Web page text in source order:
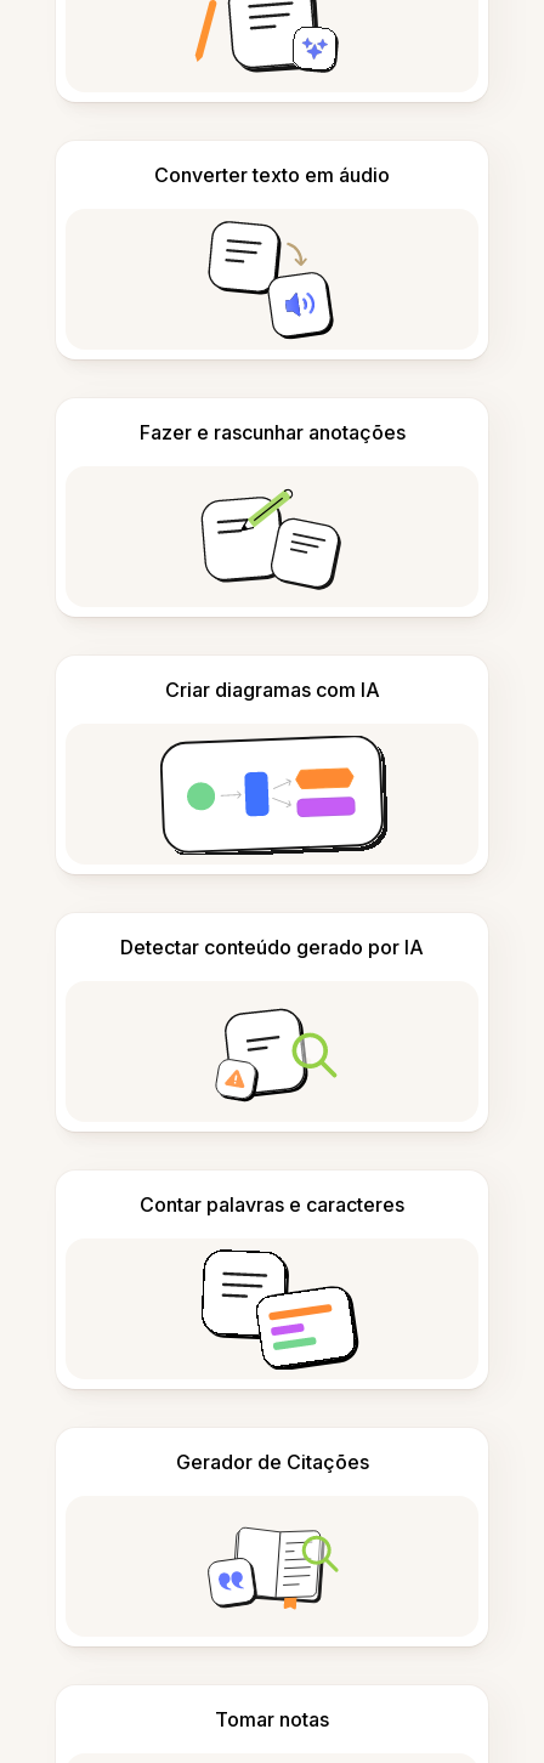
Converter texto em áudio
Fazer e rascunhar anotações
Criar diagramas com IA
Detectar conteúdo gerado por IA
Contar palavras e caracteres
Gerador de Citações
Tomar notas